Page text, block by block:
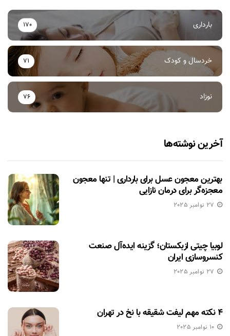
بارداری 170
خردسال و کودک 71
نوزاد 76
آخرین نوشته‌ها
بهترین معجون عسل برای بارداری | تنها معجون
معجزه‌گر برای درمان نازایی
27 نوامبر 2025
لوبیا چیتی ازبکستان؛ گزینه ایده‌آل صنعت
کنسروسازی ایران
27 نوامبر 2025
۴ نکته مهم لیفت شقیقه با نخ در تهران
10 نوامبر 2025